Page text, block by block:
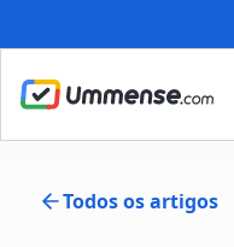
Todos os artigos